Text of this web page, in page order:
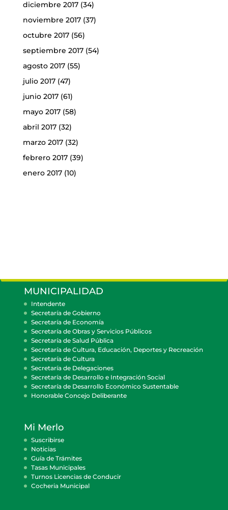
diciembre 2017(34)
noviembre 2017(37)
octubre 2017(56)
septiembre 2017(54)
agosto 2017(55)
julio 2017(47)
junio 2017(61)
mayo 2017(58)
abril 2017(32)
marzo 2017(32)
febrero 2017(39)
enero 2017(10)
MUNICIPALIDAD
Intendente
Secretaría de Gobierno
Secretaría de Economía
Secretaría de Obras y Servicios Públicos
Secretaría de Salud Pública
Secretaría de Cultura, Educación, Deportes y Recreación
Secretaría de Cultura
Secretaría de Delegaciones
Secretaría de Desarrollo e Integración Social
Secretaría de Desarrollo Económico Sustentable
Honorable Concejo Deliberante
Mi Merlo
Suscribirse
Noticias
Guía de Trámites
Tasas Municipales
Turnos Licencias de Conducir
Cocheria Municipal